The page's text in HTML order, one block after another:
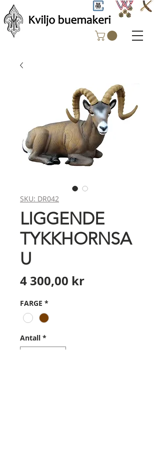
SKU: DR042
LIGGENDE
TYKKHORNSA
U
4 300,00 krPris
FARGE *
Antall *